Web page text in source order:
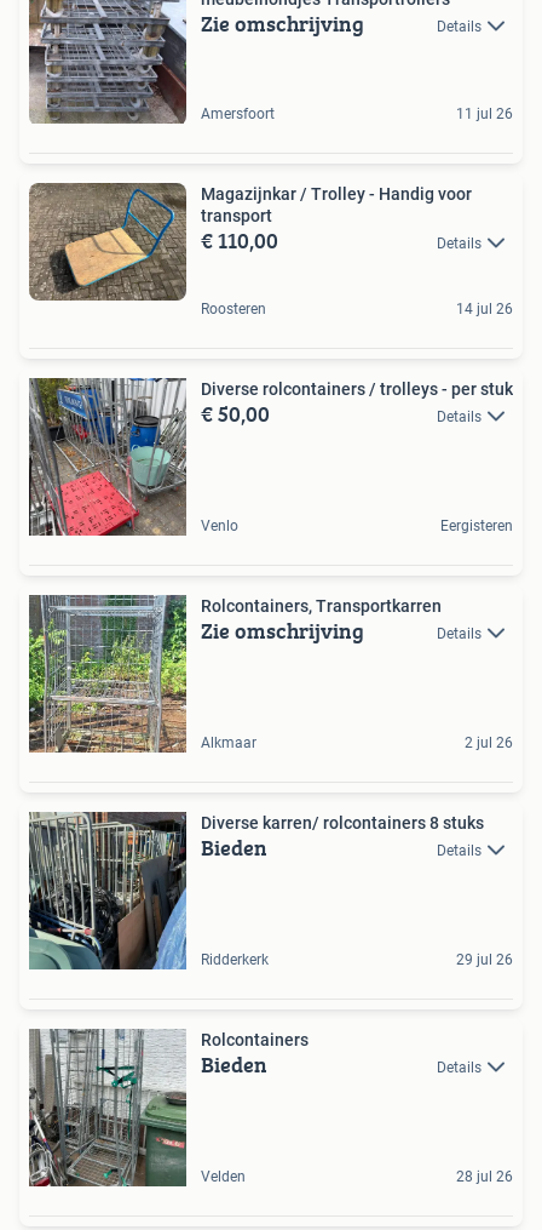
Zie omschrijving Details
Amersfoort 11 jul 26
Magazijnkar / Trolley - Handig voor
transport
€ 110,00 Details
Roosteren 14 jul 26
Diverse rolcontainers / trolleys - per stuk
€ 50,00 Details
Venlo Eergisteren
Rolcontainers, Transportkarren
Zie omschrijving Details
Alkmaar 2 jul 26
Diverse karren/ rolcontainers 8 stuks
Bieden Details
Ridderkerk 29 jul 26
Rolcontainers
Bieden Details
Velden 28 jul 26